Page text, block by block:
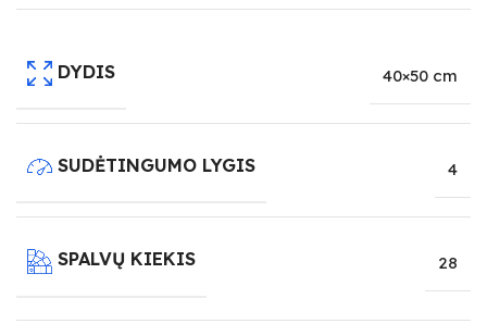
DYDIS 40×50 cm
SUDĖTINGUMO LYGIS 4
SPALVŲ KIEKIS 28